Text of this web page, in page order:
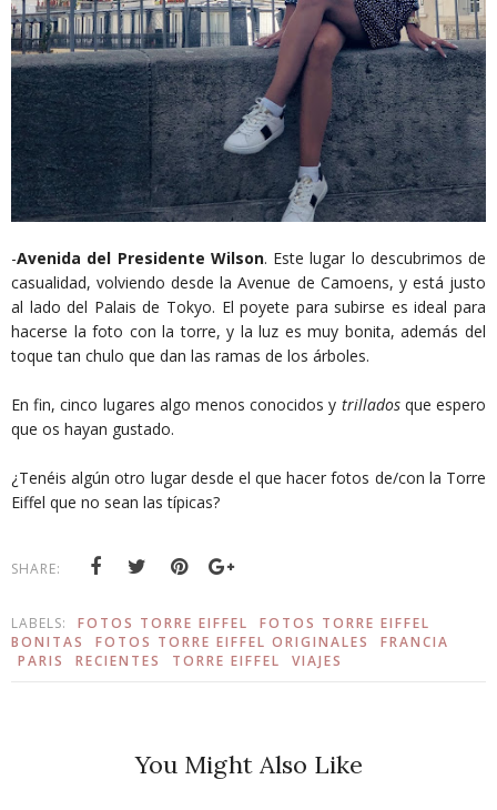
-Avenida del Presidente Wilson. Este lugar lo descubrimos de
casualidad, volviendo desde la Avenue de Camoens, y está justo
al lado del Palais de Tokyo. El poyete para subirse es ideal para
hacerse la foto con la torre, y la luz es muy bonita, además del
toque tan chulo que dan las ramas de los árboles.
En fin, cinco lugares algo menos conocidos y trilladosque espero
que os hayan gustado.
¿Tenéis algún otro lugar desde el que hacer fotos de/con la Torre
Eiffel que no sean las típicas?
SHARE:
LABELS: FOTOS TORRE EIFFEL
FOTOS TORRE EIFFEL
BONITAS
FOTOS TORRE EIFFEL ORIGINALES
FRANCIA
PARIS
RECIENTES TORRE EIFFEL VIAJES
You Might Also Like